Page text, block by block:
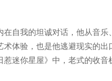
自我的坦诚对话，他从音
术体验，也是他逃避现实的
惹迷你星屋》中，老式的收